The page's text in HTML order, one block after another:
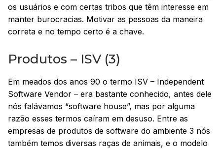
os usuários e com certas tribos que têm interesse em
manter burocracias. Motivar as pessoas da maneira
correta e no tempo certo é a chave.
Produtos – ISV (3)
Em meados dos anos 90 o termo ISV – Independent
Software Vendor – era bastante conhecido, antes dele
nós falávamos “software house”, mas por alguma
razão esses termos caíram em desuso. Entre as
empresas de produtos de software do ambiente 3 nós
também temos diversas raças de animais, e o modelo